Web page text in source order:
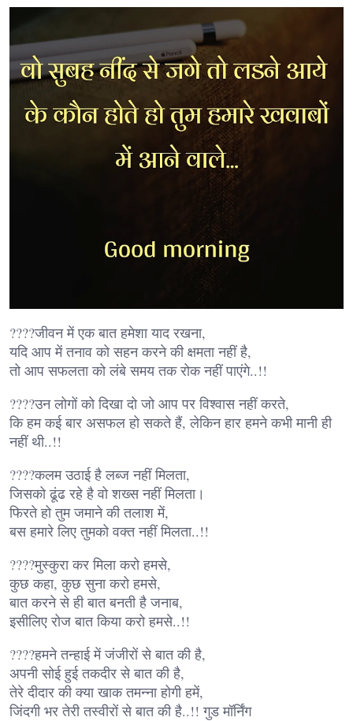
????जीवन में एक बात हमेशा याद रखना,
यदि आप में तनाव को सहन करने की क्षमता नहीं है,
तो आप सफलता को लंबे समय तक रोक नहीं पाएंगे..!!
????उन लोगों को दिखा दो जो आप पर विश्वास नहीं करते,
कि हम कई बार असफल हो सकते हैं, लेकिन हार हमने कभी मानी ही
नहीं थी..!!
????कलम उठाई है लब्ज नहीं मिलता,
जिसको ढूंढ रहे है वो शख्स नहीं मिलता।
फिरते हो तुम जमाने की तलाश में,
बस हमारे लिए तुमको वक्त नहीं मिलता..!!
????मुस्कुरा कर मिला करो हमसे,
कुछ कहा, कुछ सुना करो हमसे,
बात करने से ही बात बनती है जनाब,
इसीलिए रोज बात किया करो हमसे..!!
????हमने तन्हाई में जंजीरों से बात की है,
अपनी सोई हुई तकदीर से बात की है,
तेरे दीदार की क्या खाक तमन्ना होगी हमें,
जिंदगी भर तेरी तस्वीरों से बात की है..!! गुड मॉर्निंग